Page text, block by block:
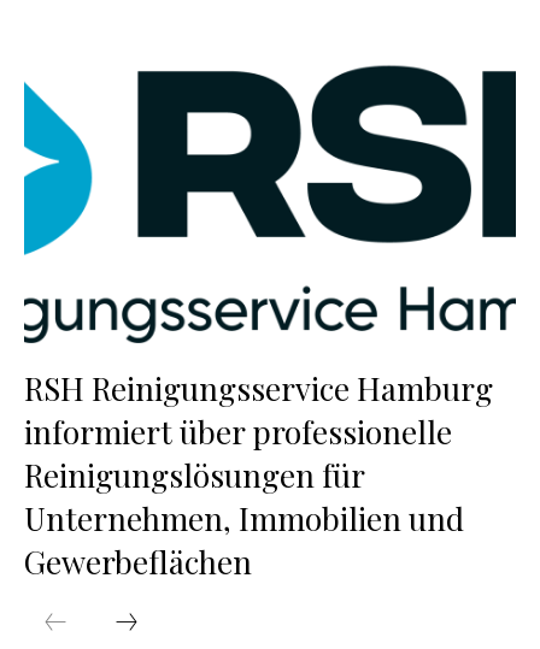
RSH Reinigungsservice Hamburg
informiert über professionelle
Reinigungslösungen für
Unternehmen, Immobilien und
Gewerbeflächen